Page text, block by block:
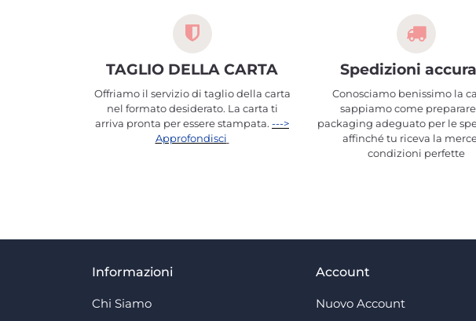
TAGLIO DELLA CARTA
Offriamo il servizio di taglio della carta
nel formato desiderato. La carta ti
arriva pronta per essere stampata. --->
Approfondisci
Spedizioni
Conosciamo benissimo la
sappiamo come
packaging adeguato per le
affinché tu riceva la
condizioni perfette
Informazioni
Chi Siamo
Account
Nuovo Account